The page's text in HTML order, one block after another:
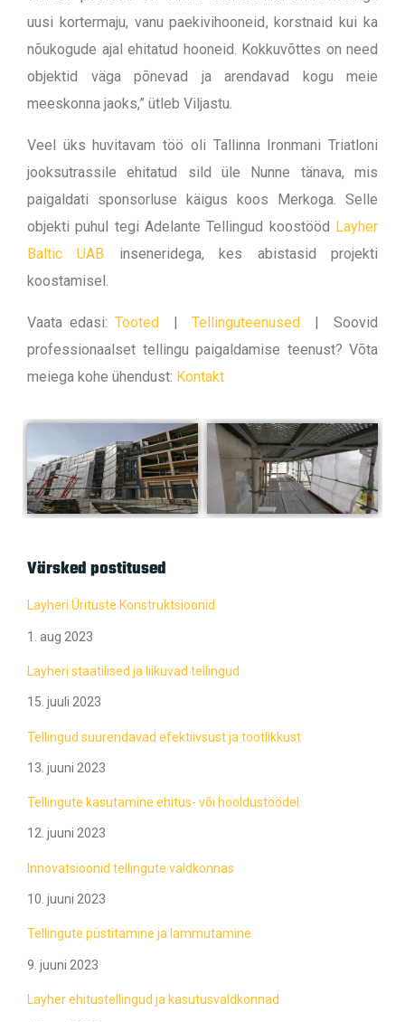
uusi kortermaju, vanu paekivihooneid, korstnaid kui ka
nõukogude ajal ehitatud hooneid. Kokkuvõttes on need
objektid väga põnevad ja arendavad kogu meie
meeskonna jaoks,” ütleb Viljastu.
Veel üks huvitavam töö oli Tallinna Ironmani Triatloni
jooksutrassile ehitatud sild üle Nunne tänava, mis
paigaldati sponsorluse käigus koos Merkoga. Selle
objekti puhul tegi Adelante Tellingud koostööd Layher
Baltic UAB inseneridega, kes abistasid projekti
koostamisel.
Vaata edasi: Tooted |Tellinguteenused
| Soovid
professionaalset tellingu paigaldamise teenust? Võta
meiega kohe ühendust: Kontakt
Värsked postitused
Layheri Ürituste Konstruktsioonid
1. aug 2023
Layheri staatilised ja liikuvad tellingud
15. juuli 2023
Tellingud suurendavad efektiivsust ja tootlikkust
13. juuni 2023
Tellingute kasutamine ehitus- või hooldustöödel
12. juuni 2023
Innovatsioonid tellingute valdkonnas
10. juuni 2023
Tellingute püstitamine ja lammutamine
9. juuni 2023
Layher ehitustellingud ja kasutusvaldkonnad